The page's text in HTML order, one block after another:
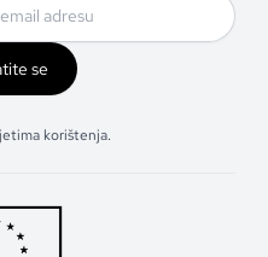
se
korištenja.